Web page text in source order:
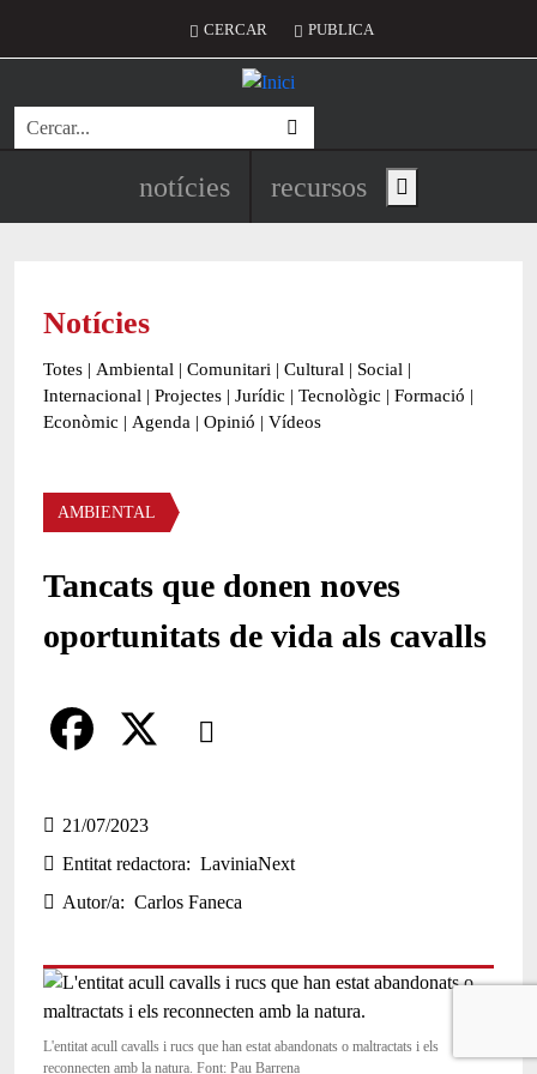
Menú del compte d'usuari
CERCAR PUBLICA
Cerca
Navegació principal de
notícies recursos Show main menu
Notícies
Totes | Ambiental | Comunitari | Cultural | Social |
Internacional | Projectes | Jurídic | Tecnològic | Formació |
Econòmic | Agenda | Opinió | Vídeos
Àmbit de la notícia
AMBIENTAL
Tancats que donen noves
oportunitats de vida als cavalls
Comparteix
a
c
e
o
o
21/07/2023
Entitat redactora
LaviniaNext
Autor/a
Carlos Faneca
L'entitat acull cavalls i rucs que han estat abandonats o maltractats i els
reconnecten amb la natura. Font: Pau Barrena